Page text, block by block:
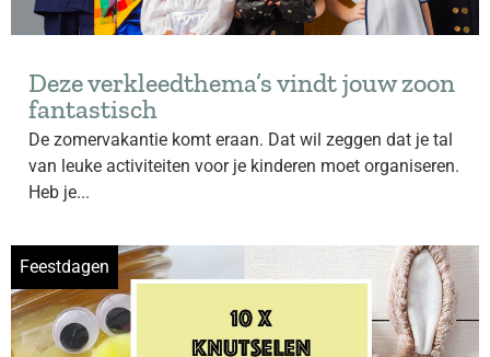
Deze verkleedthema’s vindt jouw zoon
fantastisch
De zomervakantie komt eraan. Dat wil zeggen dat je tal
van leuke activiteiten voor je kinderen moet organiseren.
Heb je...
Feestdagen